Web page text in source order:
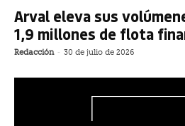
Arval eleva sus
1,9 millones de flota
Redacción - 30 de julio de 2026